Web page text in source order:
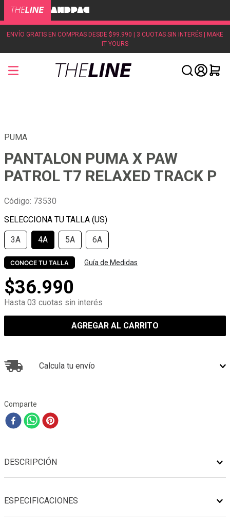
ENVÍO GRATIS EN COMPRAS DESDE $99.990 | 3 CUOTAS SIN INTERÉS | MAKE
IT YOURS
PUMA
PANTALON PUMA X PAW
PATROL T7 RELAXED TRACK P
Código: 73530
3A 4A 5A 6A
CONOCE TU TALLA Guía de Medidas
$36.990
Hasta 03 cuotas sin interés
AGREGAR AL CARRITO
Calcula tu envío
Comparte
DESCRIPCIÓN
ESPECIFICACIONES